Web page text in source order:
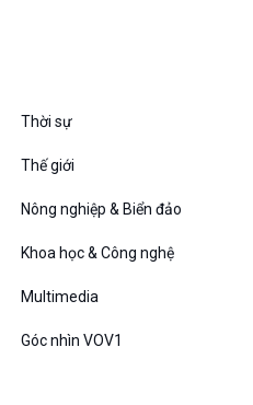
Thời sự
Thế giới
Nông nghiệp & Biển đảo
Khoa học & Công nghệ
Multimedia
Góc nhìn VOV1